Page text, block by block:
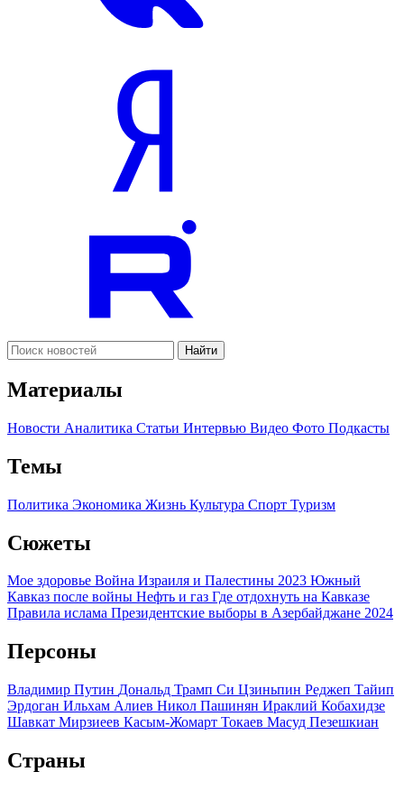
Найти
Материалы
Новости Аналитика Статьи Интервью Видео Фото Подкасты
Темы
Политика Экономика Жизнь Культура Спорт Туризм
Сюжеты
Мое здоровье Война Израиля и Палестины 2023 Южный
Кавказ после войны Нефть и газ Где отдохнуть на Кавказе
Правила ислама Президентские выборы в Азербайджане 2024
Персоны
Владимир Путин Дональд Трамп Си Цзиньпин Реджеп Тайип
Эрдоган Ильхам Алиев Никол Пашинян Ираклий Кобахидзе
Шавкат Мирзиеев Касым-Жомарт Токаев Масуд Пезешкиан
Страны